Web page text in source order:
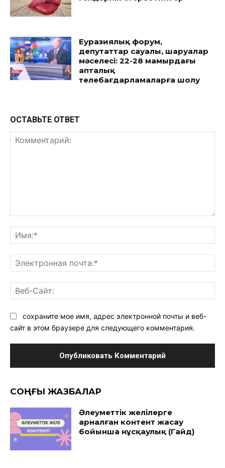
Еуразиялық форум,
депутаттар сауалы, шаруалар
мәселесі: 22-28 мамырдағы
апталық
телебағдарламаларға шолу
ОСТАВЬТЕ ОТВЕТ
сохраните мое имя, адрес электронной почты и веб-
сайт в этом браузере для следующего комментария.
CОҢҒЫ ЖАЗБАЛАР
Әлеуметтік желілерге
арналған контент жасау
бойынша нұсқаулық (Гайд)